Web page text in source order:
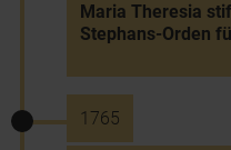
Maria Theresia
Stephans-Orden
1765